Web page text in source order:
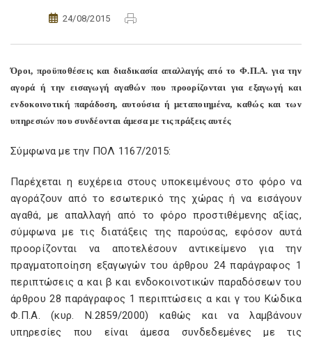
24/08/2015
Όροι, προϋποθέσεις και διαδικασία απαλλαγής από το Φ.Π.Α. για την
αγορά ή την εισαγωγή αγαθών που προορίζονται για εξαγωγή και
ενδοκοινοτική παράδοση, αυτούσια ή μεταποιημένα, καθώς και των
υπηρεσιών που συνδέονται άμεσα με τις πράξεις αυτές
Σύμφωνα με την ΠΟΛ 1167/2015:
Παρέχεται η ευχέρεια στους υποκειμένους στο φόρο να
αγοράζουν από το εσωτερικό της χώρας ή να εισάγουν
αγαθά, με απαλλαγή από το φόρο προστιθέμενης αξίας,
σύμφωνα με τις διατάξεις της παρούσας, εφόσον αυτά
προορίζονται να αποτελέσουν αντικείμενο για την
πραγματοποίηση εξαγωγών του άρθρου 24 παράγραφος 1
περιπτώσεις α και β και ενδοκοινοτικών παραδόσεων του
άρθρου 28 παράγραφος 1 περιπτώσεις α και γ του Κώδικα
Φ.Π.Α. (κυρ. Ν.2859/2000) καθώς και να λαμβάνουν
υπηρεσίες που είναι άμεσα συνδεδεμένες με τις